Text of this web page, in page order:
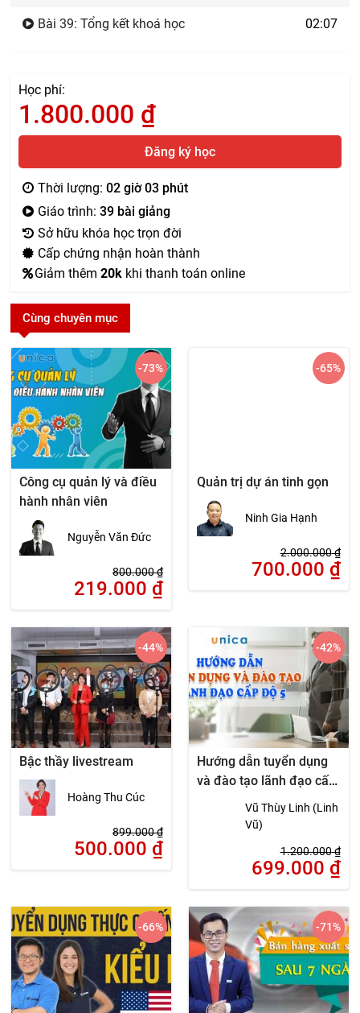
Bài 39: Tổng kết khoá học 02:07
Học phí:
1.800.000 ₫
Đăng ký học
Thời lượng:02 giờ 03 phút
Giáo trình:39 bài giảng
Sở hữu khóa học trọn đời
Cấp chứng nhận hoàn thành
Giảm thêm20k khi thanh toán online
Cùng chuyên mục
Công cụ quản lý và điều
hành nhân viên
Nguyễn Văn Đức
800.000₫
219.000 ₫
-73%
Quản trị dự án tinh gọn
Ninh Gia Hạnh
2.000.000₫
700.000 ₫
-65%
Bậc thầy livestream
Hoàng Thu Cúc
899.000₫
500.000 ₫
-44%
Hướng dẫn tuyển dụng
và đào tạo lãnh đạo cấp
Vũ Thùy Linh (Linh
Vũ)
1.200.000₫
699.000 ₫
-42%
-66% -71%